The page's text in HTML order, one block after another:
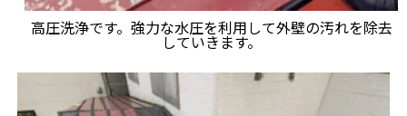
高圧洗浄です。強力な水圧を利用して外壁の汚れを除去
していきます。